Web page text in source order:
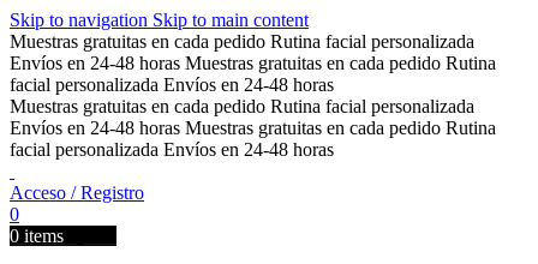
Skip to navigation Skip to main content
Muestras gratuitas en cada pedido Rutina facial personalizada
Envíos en 24-48 horas Muestras gratuitas en cada pedido Rutina
facial personalizada Envíos en 24-48 horas
Muestras gratuitas en cada pedido Rutina facial personalizada
Envíos en 24-48 horas Muestras gratuitas en cada pedido Rutina
facial personalizada Envíos en 24-48 horas
Acceso / Registro
0
0 items